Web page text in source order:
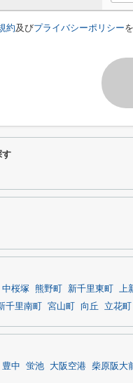
約及びプライバシーポリシー
す
中桜塚 熊野町 新千里東町 上
千里南町 宮山町 向丘 立花町
豊中 蛍池 大阪空港 柴原阪大